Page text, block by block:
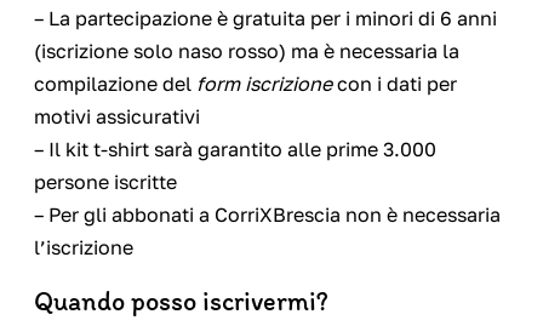
– La partecipazione è gratuita per i minori di 6 anni
(iscrizione solo naso rosso) ma è necessaria la
compilazione del form iscrizionecon i dati per
motivi assicurativi
– Il kit t-shirt sarà garantito alle prime 3.000
persone iscritte
– Per gli abbonati a CorriXBrescia non è necessaria
l’iscrizione
Quando posso iscrivermi?